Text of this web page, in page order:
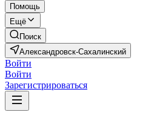
Помощь
Ещё
Поиск
Александровск-Сахалинский
Войти
Войти
Зарегистрироваться